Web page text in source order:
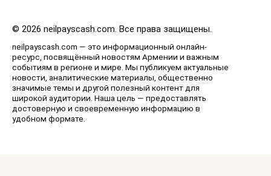
© 2026 neilpayscash.com. Все права защищены.
neilpayscash.com — это информационный онлайн-
ресурс, посвящённый новостям Армении и важным
событиям в регионе и мире. Мы публикуем актуальные
новости, аналитические материалы, общественно
значимые темы и другой полезный контент для
широкой аудитории. Наша цель — предоставлять
достоверную и своевременную информацию в
удобном формате.